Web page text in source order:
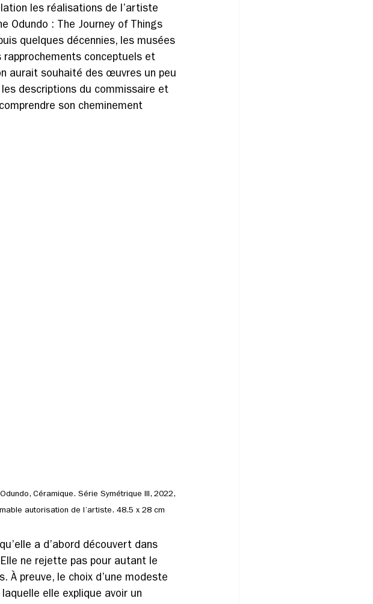
les réalisations de l’artiste
Odundo : The Journey of Things
quelques décennies, les musées
conceptuels et
aurait souhaité des œuvres un peu
descriptions du commissaire et
son cheminement
Céramique. Série Symétrique III, 2022,
autorisation de l’artiste. 48.5 x 28 cm
a d’abord découvert dans
ne rejette pas pour autant le
preuve, le choix d’une modeste
elle explique avoir un